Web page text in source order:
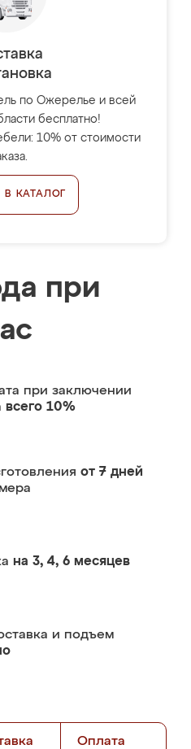
по Ожерелье и всей
бесплатно!
10% от стоимости
В КАТАЛОГ
при
при заключении
всего 10%
от 7 дней
на 3, 4, 6 месяцев
и подъем
Оплата